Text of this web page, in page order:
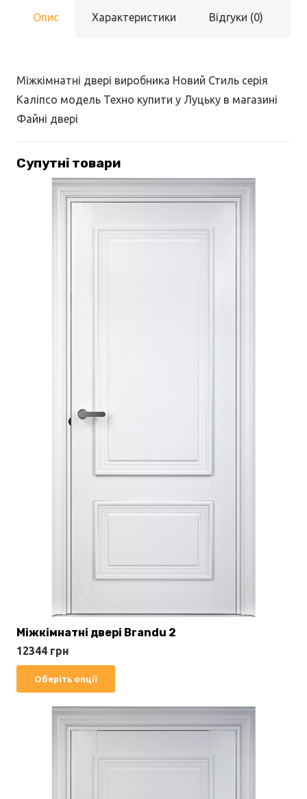
Опис Характеристики Відгуки (0)
Міжкімнатні двері виробника Новий Стиль серія
Каліпсо модель Техно купити у Луцьку в магазині
Файні двері
Супутні товари
Міжкімнатні двері Brandu 2
12344 грн
Оберіть опції
товар
кілька